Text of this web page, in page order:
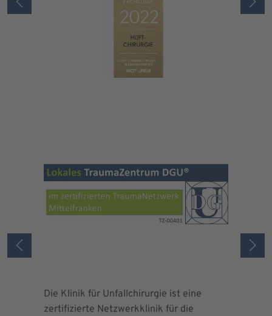
Die Klinik für Unfallchirurgie ist eine
zertifizierte Netzwerkklinik für die